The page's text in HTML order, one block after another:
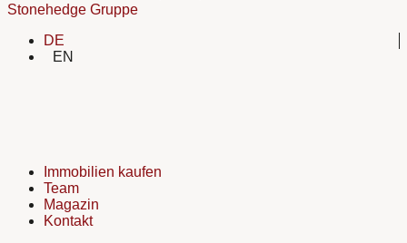
Stonehedge Gruppe
DE
EN
Immobilien kaufen
Team
Magazin
Kontakt